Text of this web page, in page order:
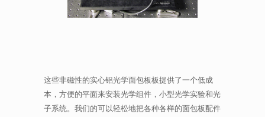
这些非磁性的实心铝光学面包板板提供了一个低成
本，方便的平面来安装光学组件，小型光学实验和光
子系统。我们的可以轻松地把各种各样的面包板配件